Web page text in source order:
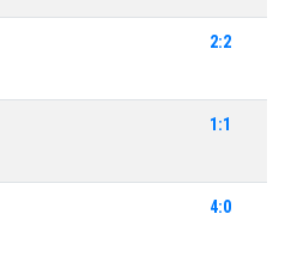
2:2
1:1
4:0